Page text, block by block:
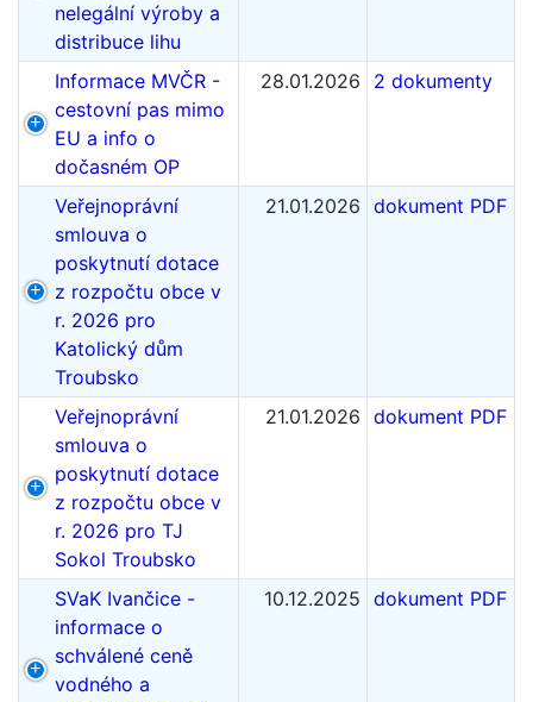
nelegální výroby a
distribuce lihu
Informace MVČR -
cestovní pas mimo
EU a info o
dočasném OP
28.01.2026 2 dokumenty
Veřejnoprávní
smlouva o
poskytnutí dotace
z rozpočtu obce v
r. 2026 pro
Katolický dům
Troubsko
21.01.2026 dokument PDF
Veřejnoprávní
smlouva o
poskytnutí dotace
z rozpočtu obce v
r. 2026 pro TJ
Sokol Troubsko
21.01.2026 dokument PDF
SVaK Ivančice -
informace o
schválené ceně
vodného a
10.12.2025 dokument PDF